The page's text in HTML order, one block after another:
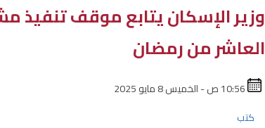
وزير الإسكان يتابع موقف تنفيذ
العاشر من رمضان
كتب